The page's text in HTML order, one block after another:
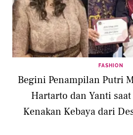
FASHION
Begini Penampilan Putri
Hartarto dan Yanti
Kenakan Kebaya dari